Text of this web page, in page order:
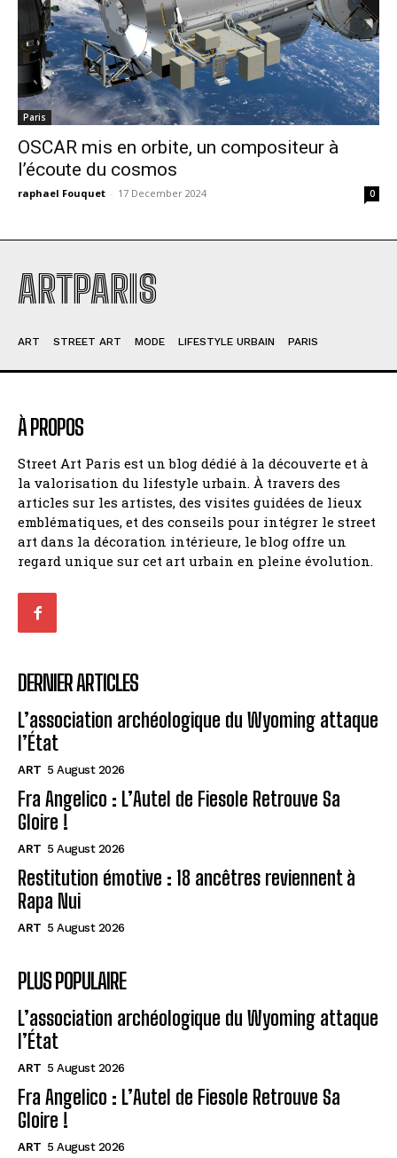
Paris
OSCAR mis en orbite, un compositeur à
l’écoute du cosmos
raphael Fouquet - 17 December 2024 0
ARTPARIS
ART STREET ART MODE LIFESTYLE URBAIN PARIS
À PROPOS
Street Art Paris est un blog dédié à la découverte et à
la valorisation du lifestyle urbain. À travers des
articles sur les artistes, des visites guidées de lieux
emblématiques, et des conseils pour intégrer le street
art dans la décoration intérieure, le blog offre un
regard unique sur cet art urbain en pleine évolution.
DERNIER ARTICLES
L’association archéologique du Wyoming attaque
l’État
ART 5 August 2026
Fra Angelico : L’Autel de Fiesole Retrouve Sa
Gloire !
ART 5 August 2026
Restitution émotive : 18 ancêtres reviennent à
Rapa Nui
ART 5 August 2026
PLUS POPULAIRE
L’association archéologique du Wyoming attaque
l’État
ART 5 August 2026
Fra Angelico : L’Autel de Fiesole Retrouve Sa
Gloire !
ART 5 August 2026